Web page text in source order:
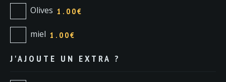
Olives 1.00€
miel 1.00€
J'AJOUTE UN EXTRA ?